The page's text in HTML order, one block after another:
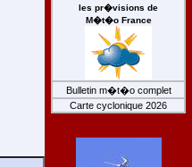
les pr�visions de
M�t�o France
Bulletin m�t�o complet
Carte cyclonique 2026